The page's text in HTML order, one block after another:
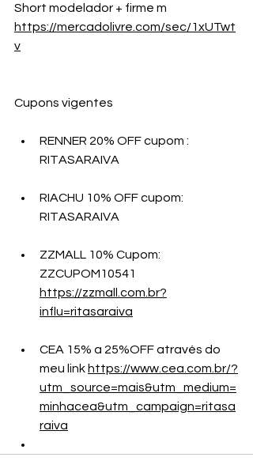
Short modelador + firme m
https://mercadolivre.com/sec/1xUTwt
v
Cupons vigentes
RENNER 20% OFF cupom :
RITASARAIVA
RIACHU 10% OFF cupom:
RITASARAIVA
ZZMALL 10% Cupom:
ZZCUPOM10541
https://zzmall.com.br?
influ=ritasaraiva
CEA 15% a 25%OFF através do
meu link https://www.cea.com.br/?
utm_source=mais&utm_medium=
minhacea&utm_campaign=ritasa
raiva